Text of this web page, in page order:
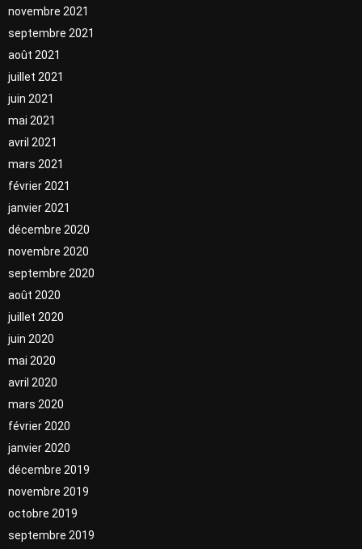
novembre 2021
septembre 2021
août 2021
juillet 2021
juin 2021
mai 2021
avril 2021
mars 2021
février 2021
janvier 2021
décembre 2020
novembre 2020
septembre 2020
août 2020
juillet 2020
juin 2020
mai 2020
avril 2020
mars 2020
février 2020
janvier 2020
décembre 2019
novembre 2019
octobre 2019
septembre 2019